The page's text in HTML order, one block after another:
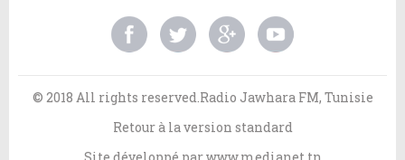
© 2018 All rights reserved.Radio Jawhara FM, Tunisie
Retour à la version standard